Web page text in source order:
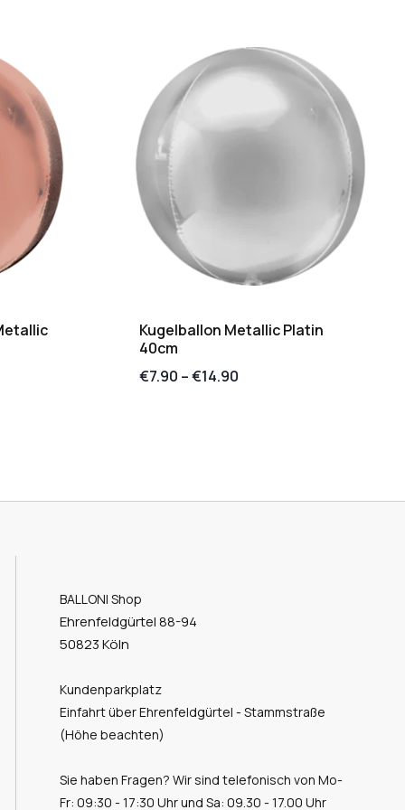
Kugelballon Metallic Platin
40cm
€7.90 –€14.90
BALLONI Shop
Ehrenfeldgürtel 88-94
50823 Köln
Kundenparkplatz
Einfahrt über Ehrenfeldgürtel - Stammstraße
(Höhe beachten)
Sie haben Fragen? Wir sind telefonisch von Mo-
Fr: 09:30 - 17:30 Uhr und Sa: 09.30 - 17.00 Uhr